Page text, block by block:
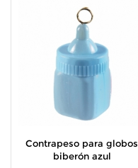
Contrapeso para globos
biberón azul